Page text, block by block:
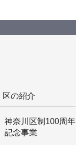
区の紹介
神奈川区制100周年
記念事業